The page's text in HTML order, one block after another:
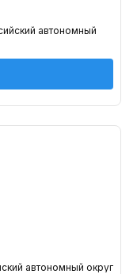
автономный
автономный округ